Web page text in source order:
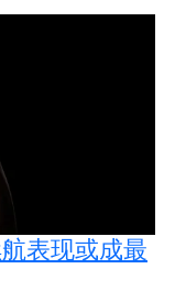
表现或成最